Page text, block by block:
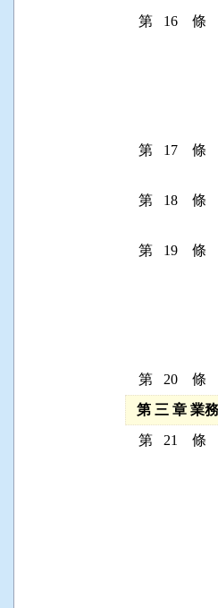
第 16 條
第 17 條
第 18 條
第 19 條
第 20 條
第 三 章 業務
第 21 條